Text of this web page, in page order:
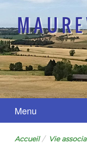
Menu
Accueil Vie